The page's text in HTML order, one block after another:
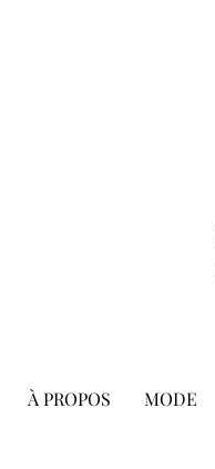
À PROPOS MODE